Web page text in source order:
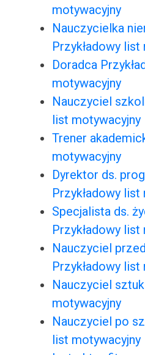
motywacyjny
Nauczycielka
Przykładowy
Doradca
motywacyjny
Nauczyciel
list motywacyjny
Trener
motywacyjny
Dyrektor ds.
Przykładowy
Specjalista ds.
Przykładowy
Nauczyciel
Przykładowy
Nauczyciel
motywacyjny
Nauczyciel po
list motywacyjny